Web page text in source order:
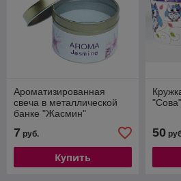
Ароматизированная
свеча в металлической
банке "Жасмин"
7 руб.
Купить
50